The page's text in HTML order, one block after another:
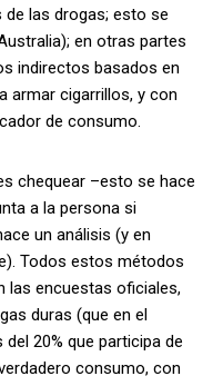
las drogas; esto se
en otras partes
indirectos basados en
armar cigarrillos, y con
de consumo.
chequear –esto se hace
a la persona si
un análisis (y en
Todos estos métodos
las encuestas oficiales,
duras (que en el
20% que participa de
consumo, con